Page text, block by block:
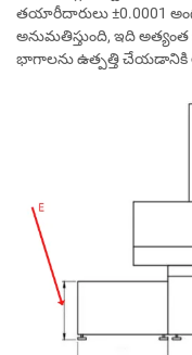
తయారీదారులు ±0.0001
అనుమతిస్తుంది, ఇది
భాగాలను ఉత్పత్తి చేయడానికి